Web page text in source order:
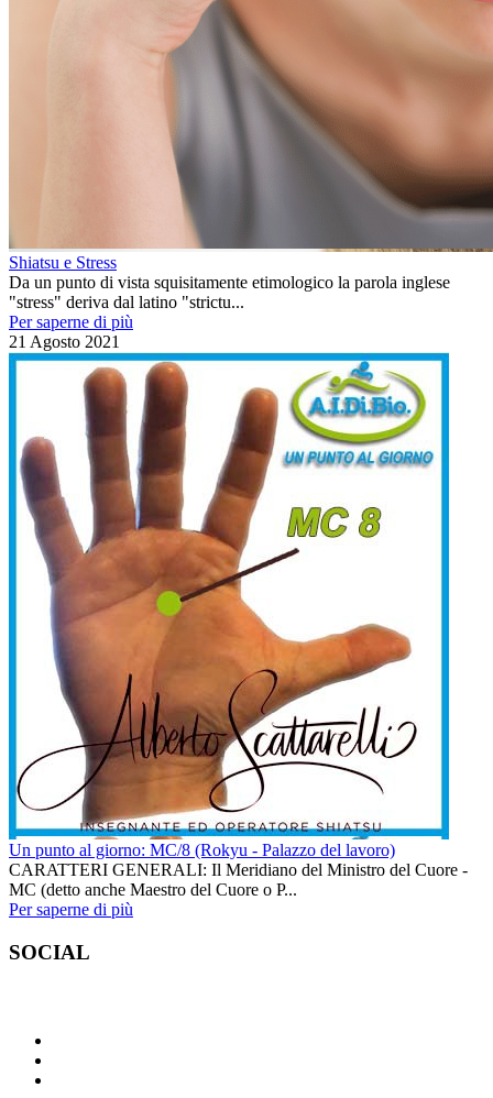
Shiatsu e Stress
Da un punto di vista squisitamente etimologico la parola inglese
"stress" deriva dal latino "strictu...
Per saperne di più
21 Agosto 2021
Un punto al giorno: MC/8 (Rokyu - Palazzo del lavoro)
CARATTERI GENERALI: Il Meridiano del Ministro del Cuore -
MC (detto anche Maestro del Cuore o P...
Per saperne di più
SOCIAL